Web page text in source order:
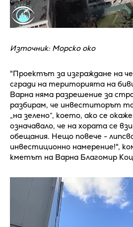
Източник: Морско око
"Проектът за изграждане на
сгради на територията на
Варна няма разрешение за
разбирам, че инвеститорът
„на зелено“, което, ако се
означавало, че на хората се
обещания. Нещо повече -
инвестиционно намерение!",
кметът на Варна Благомир